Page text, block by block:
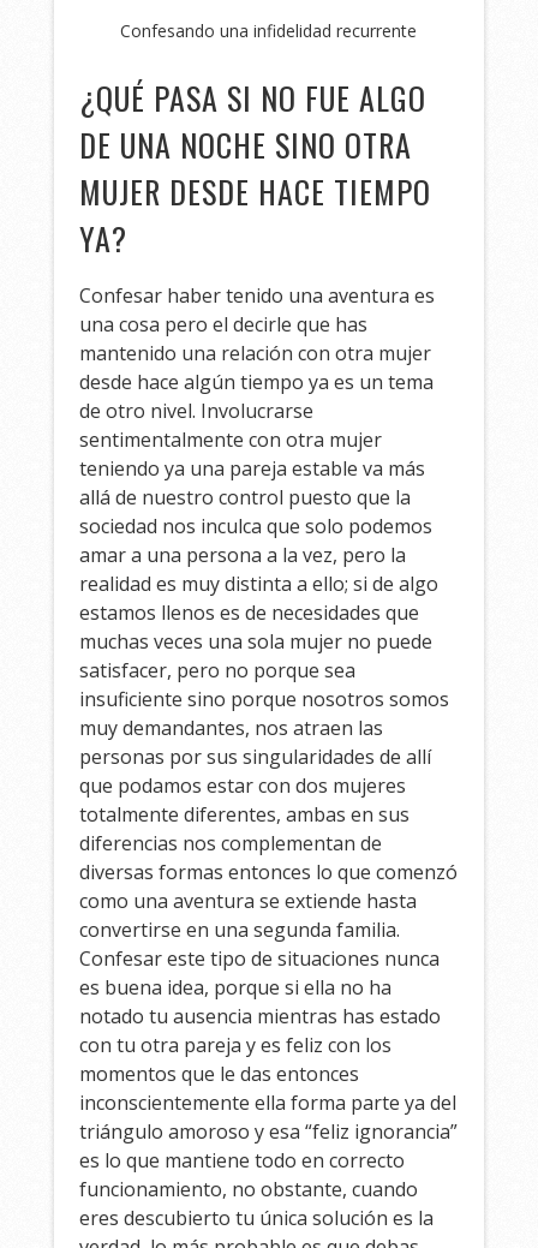
Confesando una infidelidad recurrente
¿QUÉ PASA SI NO FUE ALGO
DE UNA NOCHE SINO OTRA
MUJER DESDE HACE TIEMPO
YA?
Confesar haber tenido una aventura es
una cosa pero el decirle que has
mantenido una relación con otra mujer
desde hace algún tiempo ya es un tema
de otro nivel. Involucrarse
sentimentalmente con otra mujer
teniendo ya una pareja estable va más
allá de nuestro control puesto que la
sociedad nos inculca que solo podemos
amar a una persona a la vez, pero la
realidad es muy distinta a ello; si de algo
estamos llenos es de necesidades que
muchas veces una sola mujer no puede
satisfacer, pero no porque sea
insuficiente sino porque nosotros somos
muy demandantes, nos atraen las
personas por sus singularidades de allí
que podamos estar con dos mujeres
totalmente diferentes, ambas en sus
diferencias nos complementan de
diversas formas entonces lo que comenzó
como una aventura se extiende hasta
convertirse en una segunda familia.
Confesar este tipo de situaciones nunca
es buena idea, porque si ella no ha
notado tu ausencia mientras has estado
con tu otra pareja y es feliz con los
momentos que le das entonces
inconscientemente ella forma parte ya del
triángulo amoroso y esa “feliz ignorancia”
es lo que mantiene todo en correcto
funcionamiento, no obstante, cuando
eres descubierto tu única solución es la